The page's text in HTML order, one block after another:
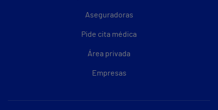
Aseguradoras
Pide cita médica
Área privada
Empresas